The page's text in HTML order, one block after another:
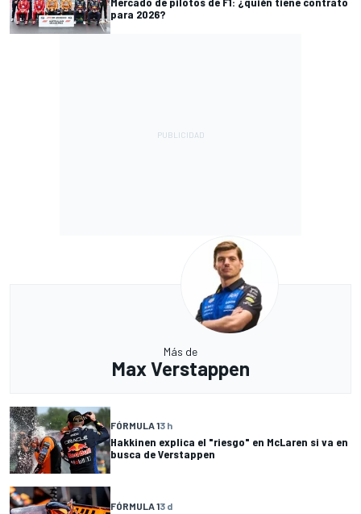
para 2026?
Más de
Max Verstappen
FÓRMULA 13 h
Hakkinen explica el "riesgo" en McLaren si va en
busca de Verstappen
FÓRMULA 13 d